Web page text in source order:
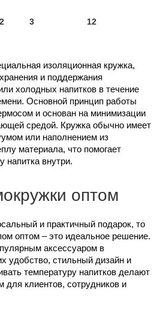
2 3 12
изоляционная кружка,
и поддержания
холодных напитков в течение
Основной принцип работы
и основан на минимизации
средой. Кружка обычно имеет
или наполнением из
материала, что помогает
напитка внутри.
оптом
и практичный подарок, то
оптом – это идеальное решение.
аксессуаром в
удобство, стильный дизайн и
температуру напитков делают
клиентов, сотрудников и